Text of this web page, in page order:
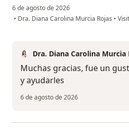
6 de agosto de 2026
• Dra. Diana Carolina Murcia Rojas •
Dra. Diana Carolina Murcia
Muchas gracias, fue un
y ayudarles
6 de agosto de 2026